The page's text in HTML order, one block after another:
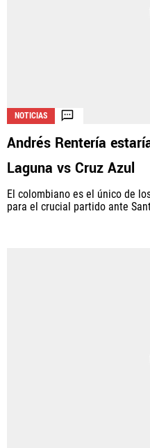
NOTICIAS
Andrés Rentería
Laguna vs Cruz Azul
El colombiano es el único de
para el crucial partido ante